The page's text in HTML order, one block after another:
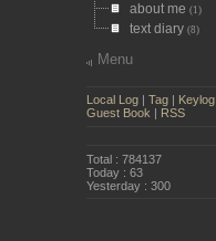
about me(1)
text diary(8)
Menu
Local Log |Tag | Keylog
Guest Book | RSS
Total : 784137
Today : 63
Yesterday : 300